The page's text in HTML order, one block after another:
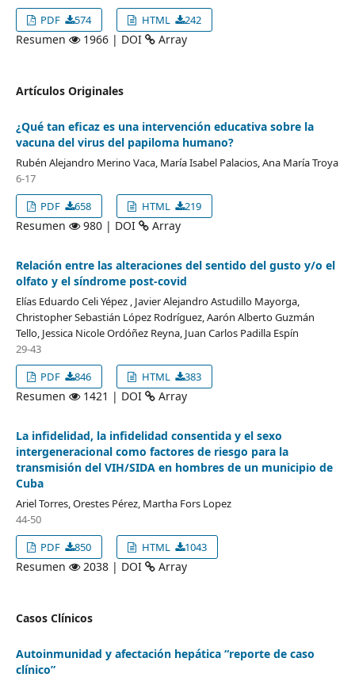
PDF
574 HTML 242
Resumen 1966 | DOI Array
Artículos Originales
¿Qué tan eficaz es una intervención educativa sobre la
vacuna del virus del papiloma humano?
Rubén Alejandro Merino Vaca, María Isabel Palacios, Ana María Troya
6-17
PDF
658 HTML 219
Resumen 980 | DOI Array
Relación entre las alteraciones del sentido del gusto y/o el
olfato y el síndrome post-covid
Elías Eduardo Celi Yépez , Javier Alejandro Astudillo Mayorga,
Christopher Sebastián López Rodríguez, Aarón Alberto Guzmán
Tello, Jessica Nicole Ordóñez Reyna, Juan Carlos Padilla Espín
29-43
PDF
846 HTML 383
Resumen 1421 | DOI Array
La infidelidad, la infidelidad consentida y el sexo
intergeneracional como factores de riesgo para la
transmisión del VIH/SIDA en hombres de un municipio de
Cuba
Ariel Torres, Orestes Pérez, Martha Fors Lopez
44-50
PDF
850 HTML 1043
Resumen 2038 | DOI Array
Casos Clínicos
Autoinmunidad y afectación hepática “reporte de caso
clínico”